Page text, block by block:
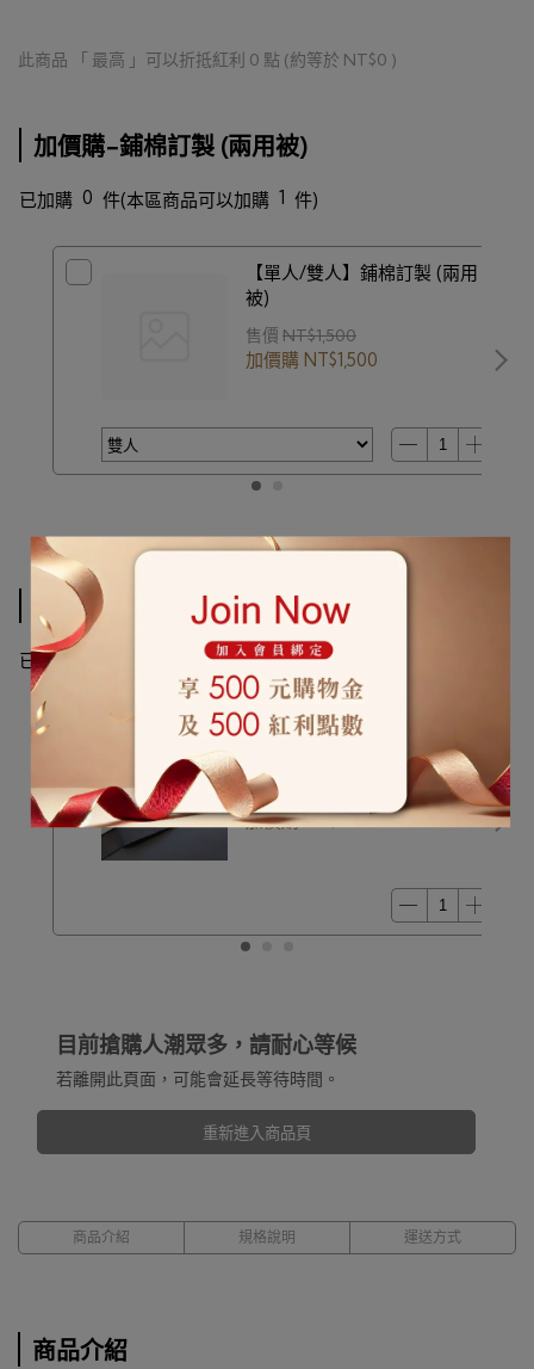
此商品 「 最高 」可以折抵紅利 0 點 (約等於 NT$0 )
加價購-鋪棉訂製 (兩用被)
已加購 0 件(本區商品可以加購 1 件)
【單人/雙人】鋪棉訂製 (兩用
被)
售價 NT$1,500
加價購 NT$1,500
加價購-品牌床組修改（修改後無法退換貨）
已加購 (本區商品可以加購3件)
枕頭套修改
售價
加價購NT$0
目前搶購人潮眾多，請耐心等候
若離開此頁面，可能會延長等待時間。
重新進入商品頁
商品介紹 規格說明 運送方式
商品介紹